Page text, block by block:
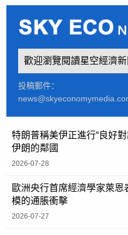
歡迎瀏覽閱讀星空經濟
投稿郵件：
特朗普稱美伊正進行“良好
伊朗的鄰國
2026-07-28
歐洲央行首席經濟學家萊
模的通脹衝擊
2026-07-27